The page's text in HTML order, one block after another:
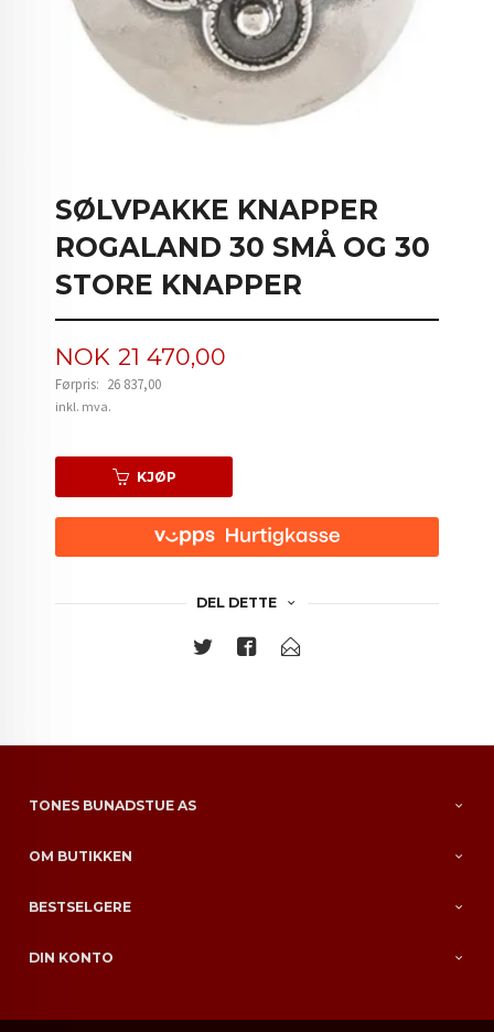
SØLVPAKKE KNAPPER
ROGALAND 30 SMÅ OG 30
STORE KNAPPER
Tilbud
NOK 21 470,00
Førpris: 26 837,00
Rabatt
inkl. mva.
KJØP
DEL DETTE
TONES BUNADSTUE AS
OM BUTIKKEN
BESTSELGERE
DIN KONTO